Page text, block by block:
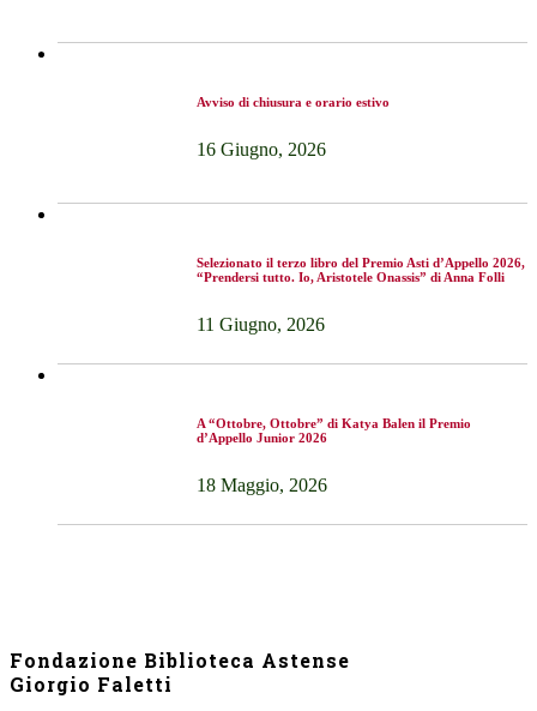
Avviso di chiusura e orario estivo
16 Giugno, 2026
Selezionato il terzo libro del Premio Asti d’Appello 2026,
“Prendersi tutto. Io, Aristotele Onassis” di Anna Folli
11 Giugno, 2026
A “Ottobre, Ottobre” di Katya Balen il Premio
d’Appello Junior 2026
18 Maggio, 2026
Fondazione Biblioteca Astense
Giorgio Faletti